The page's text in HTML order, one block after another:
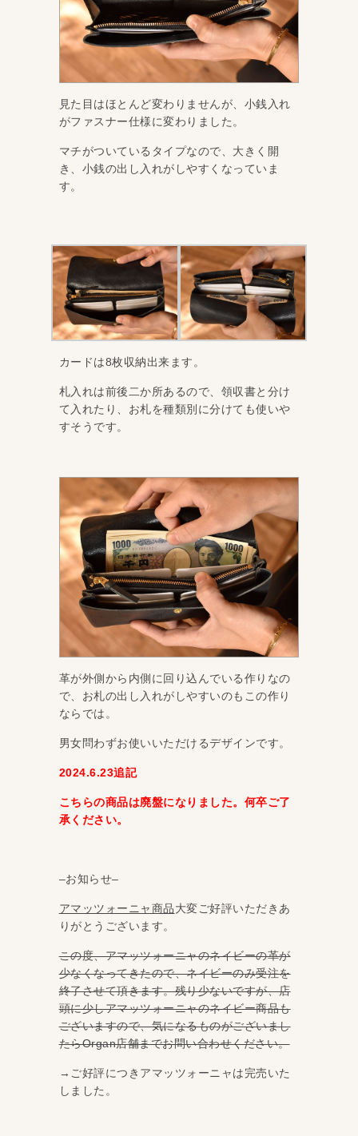
見た目はほとんど変わりませんが、小銭入れ
がファスナー仕様に変わりました。
マチがついているタイプなので、大きく開
き、小銭の出し入れがしやすくなっていま
す。
カードは8枚収納出来ます。
札入れは前後二か所あるので、領収書と分け
て入れたり、お札を種類別に分けても使いや
すそうです。
革が外側から内側に回り込んでいる作りなの
で、お札の出し入れがしやすいのもこの作り
ならでは。
男女問わずお使いいただけるデザインです。
2024.6.23追記
こちらの商品は廃盤になりました。何卒ご了
承ください。
–お知らせ–
アマッツォーニャ商品大変ご好評いただきあ
りがとうございます。
この度、アマッツォーニャのネイビーの革が
少なくなってきたので、ネイビーのみ受注を
終了させて頂きます。残り少ないですが、店
頭に少しアマッツォーニャのネイビー商品も
ございますので、気になるものがございまし
たらOrgan店舗までお問い合わせください。
→ご好評につきアマッツォーニャは完売いた
しました。